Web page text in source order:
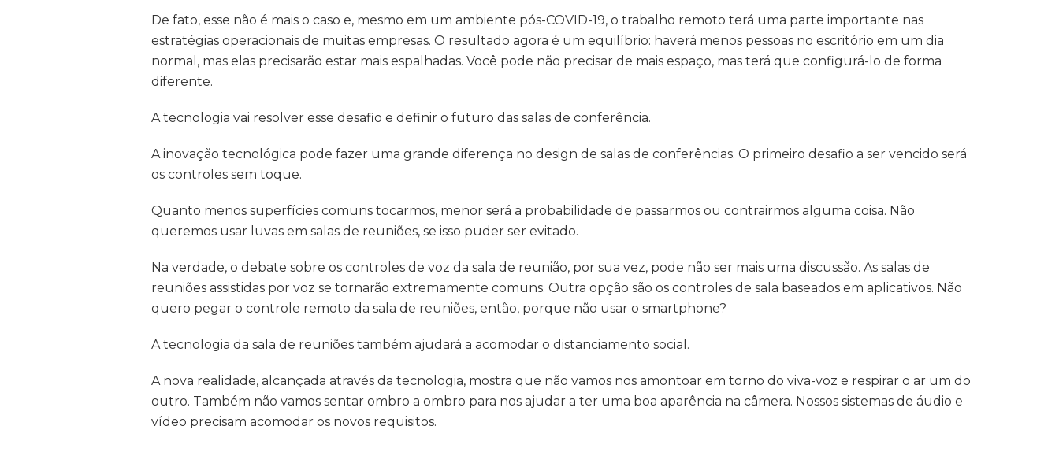
De fato, esse não é mais o caso e, mesmo em um ambiente pós-COVID-19, o trabalho remoto terá uma parte importante nas
estratégias operacionais de muitas empresas. O resultado agora é um equilíbrio: haverá menos pessoas no escritório em um dia
normal, mas elas precisarão estar mais espalhadas. Você pode não precisar de mais espaço, mas terá que configurá-lo de forma
diferente.
A tecnologia vai resolver esse desafio e definir o futuro das salas de conferência.
A inovação tecnológica pode fazer uma grande diferença no design de salas de conferências. O primeiro desafio a ser vencido será
os controles sem toque.
Quanto menos superfícies comuns tocarmos, menor será a probabilidade de passarmos ou contrairmos alguma coisa. Não
queremos usar luvas em salas de reuniões, se isso puder ser evitado.
Na verdade, o debate sobre os controles de voz da sala de reunião, por sua vez, pode não ser mais uma discussão. As salas de
reuniões assistidas por voz se tornarão extremamente comuns. Outra opção são os controles de sala baseados em aplicativos. Não
quero pegar o controle remoto da sala de reuniões, então, porque não usar o smartphone?
A tecnologia da sala de reuniões também ajudará a acomodar o distanciamento social.
A nova realidade, alcançada através da tecnologia, mostra que não vamos nos amontoar em torno do viva-voz e respirar o ar um do
outro. Também não vamos sentar ombro a ombro para nos ajudar a ter uma boa aparência na câmera. Nossos sistemas de áudio e
vídeo precisam acomodar os novos requisitos.